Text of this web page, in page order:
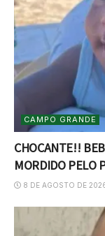
CAMPO GRANDE
CHOCANTE!!
MORDIDO PELO
8 DE AGOSTO DE